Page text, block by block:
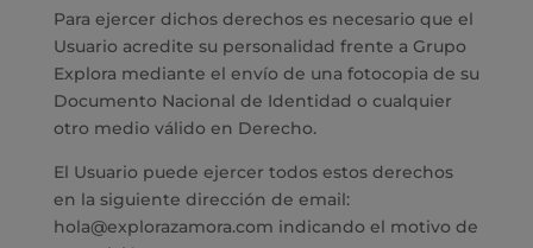
Para ejercer dichos derechos es necesario que el
Usuario acredite su personalidad frente a Grupo
Explora mediante el envío de una fotocopia de su
Documento Nacional de Identidad o cualquier
otro medio válido en Derecho.
El Usuario puede ejercer todos estos derechos
en la siguiente dirección de email:
hola@explorazamora.com indicando el motivo de